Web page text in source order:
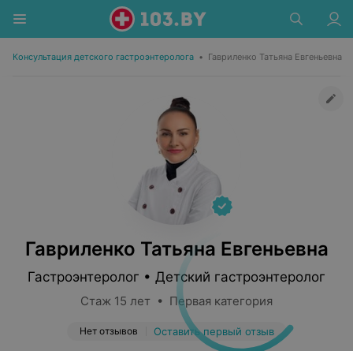
Консультация детского гастроэнтеролога • Гавриленко Татьяна Евгеньевна
Гавриленко Татьяна Евгеньевна
Гастроэнтеролог • Детский гастроэнтеролог
Стаж 15 лет • Первая категория
Нет отзывов Оставить первый отзыв